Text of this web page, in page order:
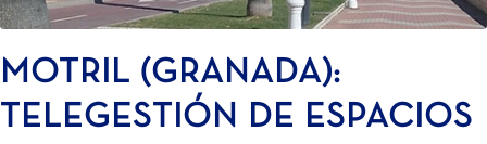
MOTRIL (GRANADA):
TELEGESTIÓN DE ESPACIOS